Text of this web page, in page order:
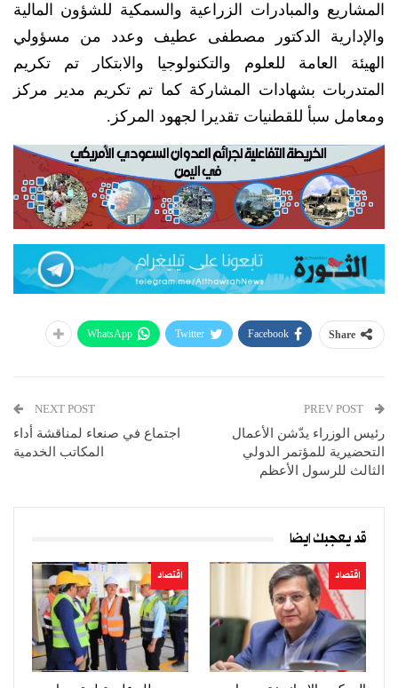
المشاريع والمبادرات الزراعية والسمكية للشؤون المالية
والإدارية الدكتور مصطفى عطيف وعدد من مسؤولي
الهيئة العامة للعلوم والتكنولوجيا والابتكار تم تكريم
المتدربات بشهادات المشاركة كما تم تكريم مدير مركز
ومعامل سبأ للقطنيات تقديرا لجهود المركز.
Share
Facebook
Twitter
WhatsApp
رئيس الوزراء يدّشن الأعمال
التحضيرية للمؤتمر الدولي
الثالث للرسول الأعظم
NEXT POST
اجتماع في صنعاء لمناقشة أداء
المكاتب الخدمية
قد يعجبك ايضا
اقتصاد اقتصاد